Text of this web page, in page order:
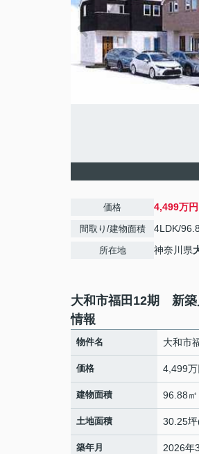
価格 4,499万円
間取り/建物面積 4LDK/
所在地 神奈川県
大和市福田12期 新
情報
物件名 大和市
価格 4,499万
建物面積 96.88㎡
土地面積 30.25
築年月 2026年